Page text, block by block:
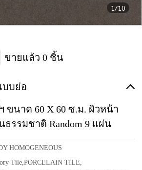
1/10
ขายแล้ว 0 ชิ้น
บบย่อ
ขนาด 60 X 60 ซ.ม. ผิวหน้า
รรมชาติ Random 9 แผ่น
HOMOGENEOUS
Tile,PORCELAIN TILE,